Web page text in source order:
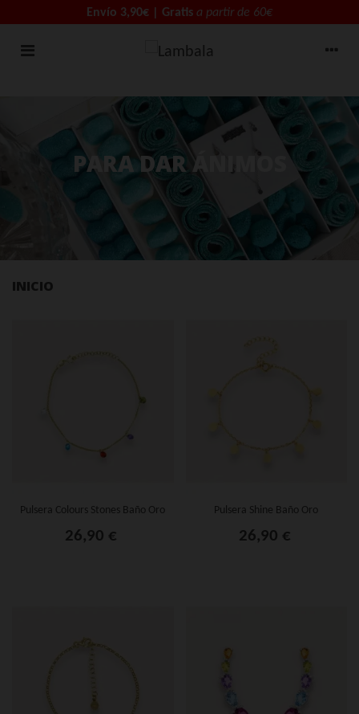
Envío 3,90€ | Gratis a partir de 60€
PARA DAR ÁNIMOS
INICIO
Pulsera Colours Stones Baño Oro
26,90 €
Pulsera Shine Baño Oro
26,90 €